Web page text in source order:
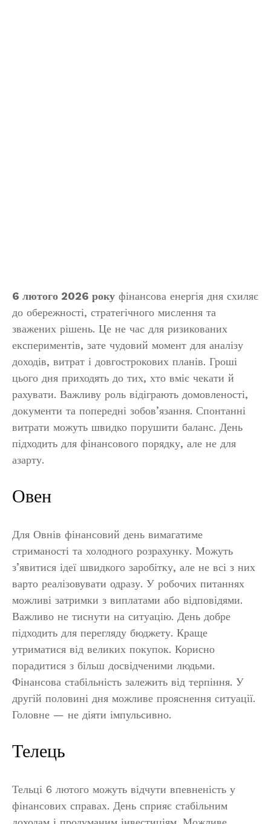
6 лютого 2026 року фінансова енергія дня схиляє
до обережності, стратегічного мислення та
зважених рішень. Це не час для ризикованих
експериментів, зате чудовий момент для аналізу
доходів, витрат і довгострокових планів. Гроші
цього дня приходять до тих, хто вміє чекати й
рахувати. Важливу роль відіграють домовленості,
документи та попередні зобов’язання. Спонтанні
витрати можуть швидко порушити баланс. День
підходить для фінансового порядку, але не для
азарту.
Овен
Для Овнів фінансовий день вимагатиме
стриманості та холодного розрахунку. Можуть
з’явитися ідеї швидкого заробітку, але не всі з них
варто реалізовувати одразу. У робочих питаннях
можливі затримки з виплатами або відповідями.
Важливо не тиснути на ситуацію. День добре
підходить для перегляду бюджету. Краще
утриматися від великих покупок. Корисно
порадитися з більш досвідченими людьми.
Фінансова стабільність залежить від терпіння. У
другій половині дня можливе прояснення ситуації.
Головне — не діяти імпульсивно.
Телець
Тельці 6 лютого можуть відчути впевненість у
фінансових справах. День сприяє стабільним